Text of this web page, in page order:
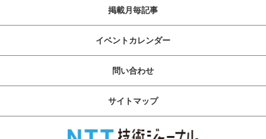
掲載月毎記事
イベントカレンダー
問い合わせ
サイトマップ